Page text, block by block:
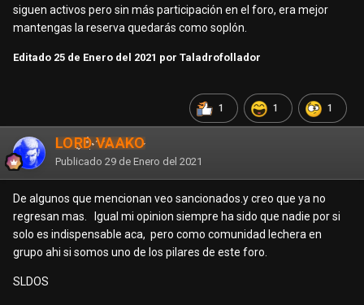
siguen activos pero sin más participación en el foro, era mejor
mantengas la reserva quedarás como soplón.
Editado 25 de Enero del 2021 por Taladrofollador
1 1 1
LORD VAAKO
Publicado 29 de Enero del 2021
De algunos que mencionan veo sancionados.y creo que ya no
regresan mas. Igual mi opinion siempre ha sido que nadie por si
solo es indispensable aca, pero como comunidad lechera en
grupo ahi si somos uno de los pilares de este foro.
SLDOS